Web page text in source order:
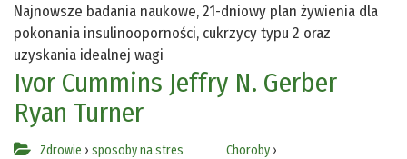
Najnowsze badania naukowe, 21-dniowy plan żywienia dla
pokonania insulinooporności, cukrzycy typu 2 oraz
uzyskania idealnej wagi
Ivor Cummins Jeffry N. Gerber
Ryan Turner
Zdrowie › sposoby na stres
Choroby›